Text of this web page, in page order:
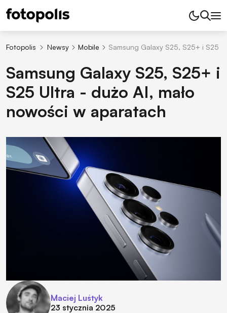
Fotopolis Newsy Mobile Samsung Galaxy S25, S25+ i S25
Samsung Galaxy S25, S25+ i
S25 Ultra - dużo AI, mało
nowości w aparatach
Maciej Luśtyk
23 stycznia 2025